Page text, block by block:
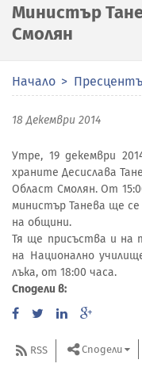
Министър
Смолян
Начало
18 Декември 2014
Утре, 19 декември
храните Десислава
Област Смолян. От
министър Танева ще
на общини.
Тя ще присъства и на
на Национално
лъка, от 18:00 часа.
Сподели в:
RSS Сподели